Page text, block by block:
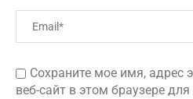
Сохраните мое имя, адрес
веб-сайт в этом браузере